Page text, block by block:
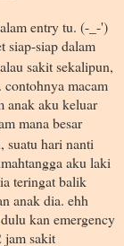
entry tu. (-_-')
siap-siap dalam
sakit sekalipun,
macam
anak aku keluar
mana besar
suatu hari nanti
aku laki
teringat balik
anak dia. ehh
kan emergency
jam sakit